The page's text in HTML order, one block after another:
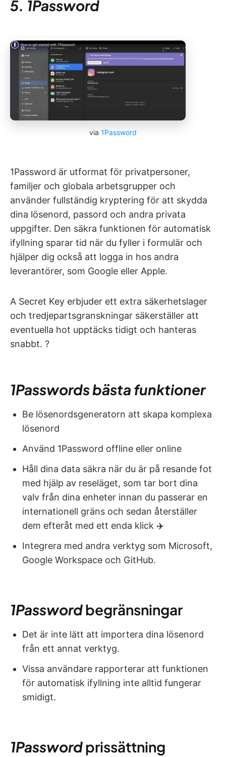
5. 1Password
via 1Password
1Password är utformat för privatpersoner,
familjer och globala arbetsgrupper och
använder fullständig kryptering för att skydda
dina lösenord, passord och andra privata
uppgifter. Den säkra funktionen för automatisk
ifyllning sparar tid när du fyller i formulär och
hjälper dig också att logga in hos andra
leverantörer, som Google eller Apple.
A Secret Key erbjuder ett extra säkerhetslager
och tredjepartsgranskningar säkerställer att
eventuella hot upptäcks tidigt och hanteras
snabbt. ?
1Passwords bästa funktioner
Be lösenordsgeneratorn att skapa komplexa
lösenord
Använd 1Password offline eller online
Håll dina data säkra när du är på resande fot
med hjälp av reseläget, som tar bort dina
valv från dina enheter innan du passerar en
internationell gräns och sedan återställer
dem efteråt med ett enda klick ✈️
Integrera med andra verktyg som Microsoft,
Google Workspace och GitHub.
1Passwordbegränsningar
Det är inte lätt att importera dina lösenord
från ett annat verktyg.
Vissa användare rapporterar att funktionen
för automatisk ifyllning inte alltid fungerar
smidigt.
1Passwordprissättning